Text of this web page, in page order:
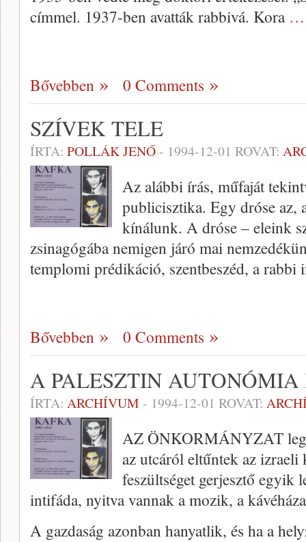
címmel. 1937-ben avatták rabbivá. Kora …
Bővebben 0 Comments
SZÍVEK TELE
ÍRTA: POLLÁK JENŐ- 1994-12-01 ROVAT:
Az alábbi írás, műfaját
publicisztika. Egy dróse az,
kínálunk. A dróse – eleink
zsinagógába nemigen járó mai
templomi prédikáció, szentbeszéd, a
Bővebben 0 Comments
A PALESZTIN AUTONÓMIA
ÍRTA: ARCHÍVUM - 1994-12-01 ROVAT:
AZ ÖNKORMÁNYZAT
az utcáról eltűntek az
feszültséget ger­jesztő egyik
intifáda, nyitva vannak a mozik, a
A gazdaság azonban hanyatlik, és ha a